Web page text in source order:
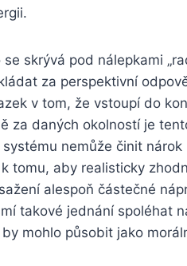
skrývá pod nálepkami
za perspektivní
v tom, že vstoupí do
za daných okolností je
nemůže činit
tomu, aby realisticky
alespoň částečné
takové jednání spoléhat
mohlo působit jako